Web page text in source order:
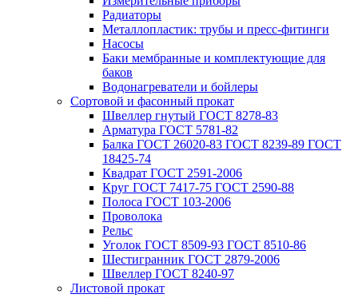
Радиаторы
Металлопластик: трубы и пресс-фитинги
Насосы
Баки мембранные и комплектующие для
баков
Водонагреватели и бойлеры
Сортовой и фасонный прокат
Швеллер гнутый ГОСТ 8278-83
Арматура ГОСТ 5781-82
Балка ГОСТ 26020-83 ГОСТ 8239-89 ГОСТ
18425-74
Квадрат ГОСТ 2591-2006
Круг ГОСТ 7417-75 ГОСТ 2590-88
Полоса ГОСТ 103-2006
Проволока
Рельс
Уголок ГОСТ 8509-93 ГОСТ 8510-86
Шестигранник ГОСТ 2879-2006
Швеллер ГОСТ 8240-97
Листовой прокат